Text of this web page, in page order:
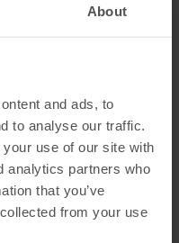
About
and ads, to
to analyse our traffic.
use of our site with
analytics partners who
that you’ve
from your use
le Príncipe Real est
80 personnes, cet espace est
NOUS